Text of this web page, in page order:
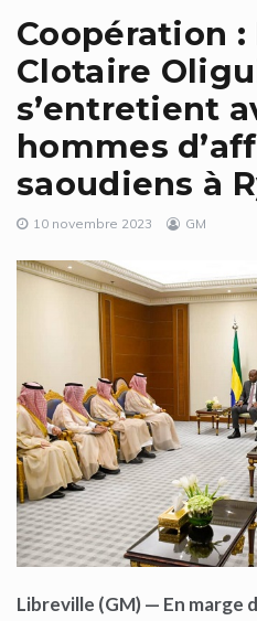
Coopération :
Clotaire
s’entretient
hommes
saoudiens à
10 novembre 2023 GM
Libreville (GM) — En marge